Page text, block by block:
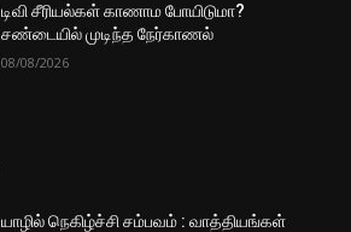
டிவி சீரியல்கள் காணாம போயிடுமா?
சண்டையில் முடிந்த நேர்காணல்
08/08/2026
யாழில் நெகிழ்ச்சி சம்பவம் : வாத்தியங்கள்